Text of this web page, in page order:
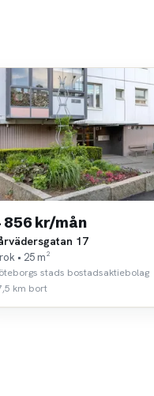
856 kr/mån
17
• 25 m²
stads bostadsaktiebolag
km bort